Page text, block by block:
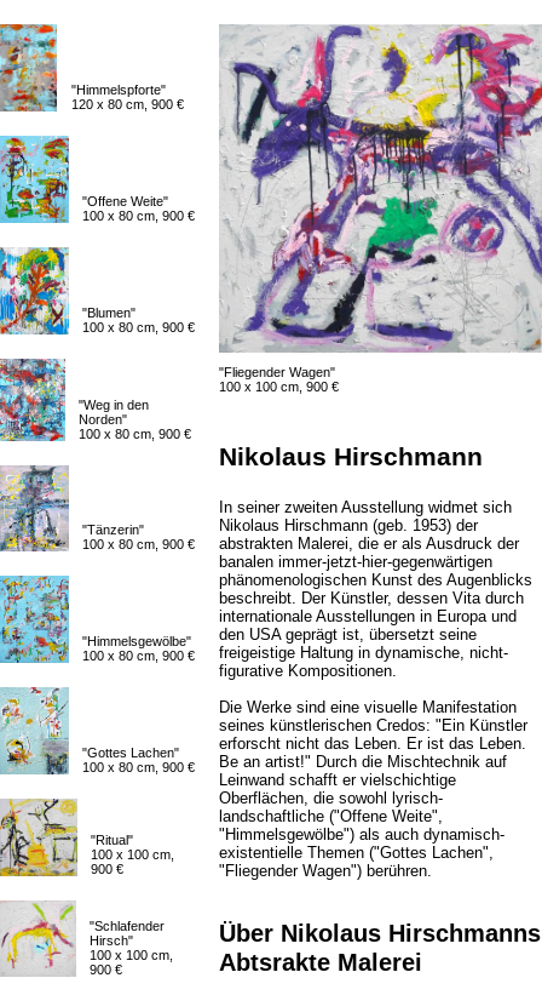
"Himmelspforte"
120 x 80 cm, 900 €
"Offene Weite"
100 x 80 cm, 900 €
"Blumen"
100 x 80 cm, 900 €
"Weg in den
Norden"
100 x 80 cm, 900 €
"Tänzerin"
100 x 80 cm, 900 €
"Himmelsgewölbe"
100 x 80 cm, 900 €
"Gottes Lachen"
100 x 80 cm, 900 €
"Ritual"
100 x 100 cm,
900 €
"Schlafender
Hirsch"
100 x 100 cm,
900 €
"Fliegender Wagen"
100 x 100 cm, 900 €
Nikolaus Hirschmann
In seiner zweiten Ausstellung widmet sich
Nikolaus Hirschmann (geb. 1953) der
abstrakten Malerei, die er als Ausdruck der
banalen immer-jetzt-hier-gegenwärtigen
phänomenologischen Kunst des Augenblicks
beschreibt. Der Künstler, dessen Vita durch
internationale Ausstellungen in Europa und
den USA geprägt ist, übersetzt seine
freigeistige Haltung in dynamische, nicht-
figurative Kompositionen.
Die Werke sind eine visuelle Manifestation
seines künstlerischen Credos: "Ein Künstler
erforscht nicht das Leben. Er ist das Leben.
Be an artist!" Durch die Mischtechnik auf
Leinwand schafft er vielschichtige
Oberflächen, die sowohl lyrisch-
landschaftliche ("Offene Weite",
"Himmelsgewölbe") als auch dynamisch-
existentielle Themen ("Gottes Lachen",
"Fliegender Wagen") berühren.
Über Nikolaus Hirschmanns
Abtsrakte Malerei